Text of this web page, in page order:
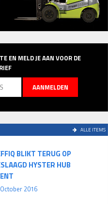
EN MELD JE AAN VOOR DE
ALLE ITEMS
BLIKT TERUG OP
HYSTER HUB
2016